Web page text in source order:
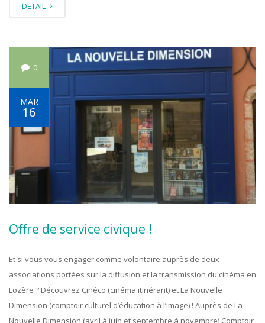
DETAIL
0
MAR
16
Offre de service civique !
Et si vous vous engager comme volontaire auprès de deux
associations portées sur la diffusion et la transmission du cinéma en
Lozère ? Découvrez Cinéco (cinéma itinérant) et La Nouvelle
Dimension (comptoir culturel d’éducation à l’image) ! Auprès de La
Nouvelle Dimension (avril à juin et septembre à novembre) Comptoir